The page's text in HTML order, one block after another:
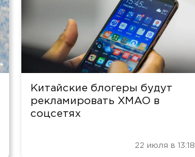
Китайские блогеры будут
рекламировать ХМАО в
соцсетях
22 июля в 13:18